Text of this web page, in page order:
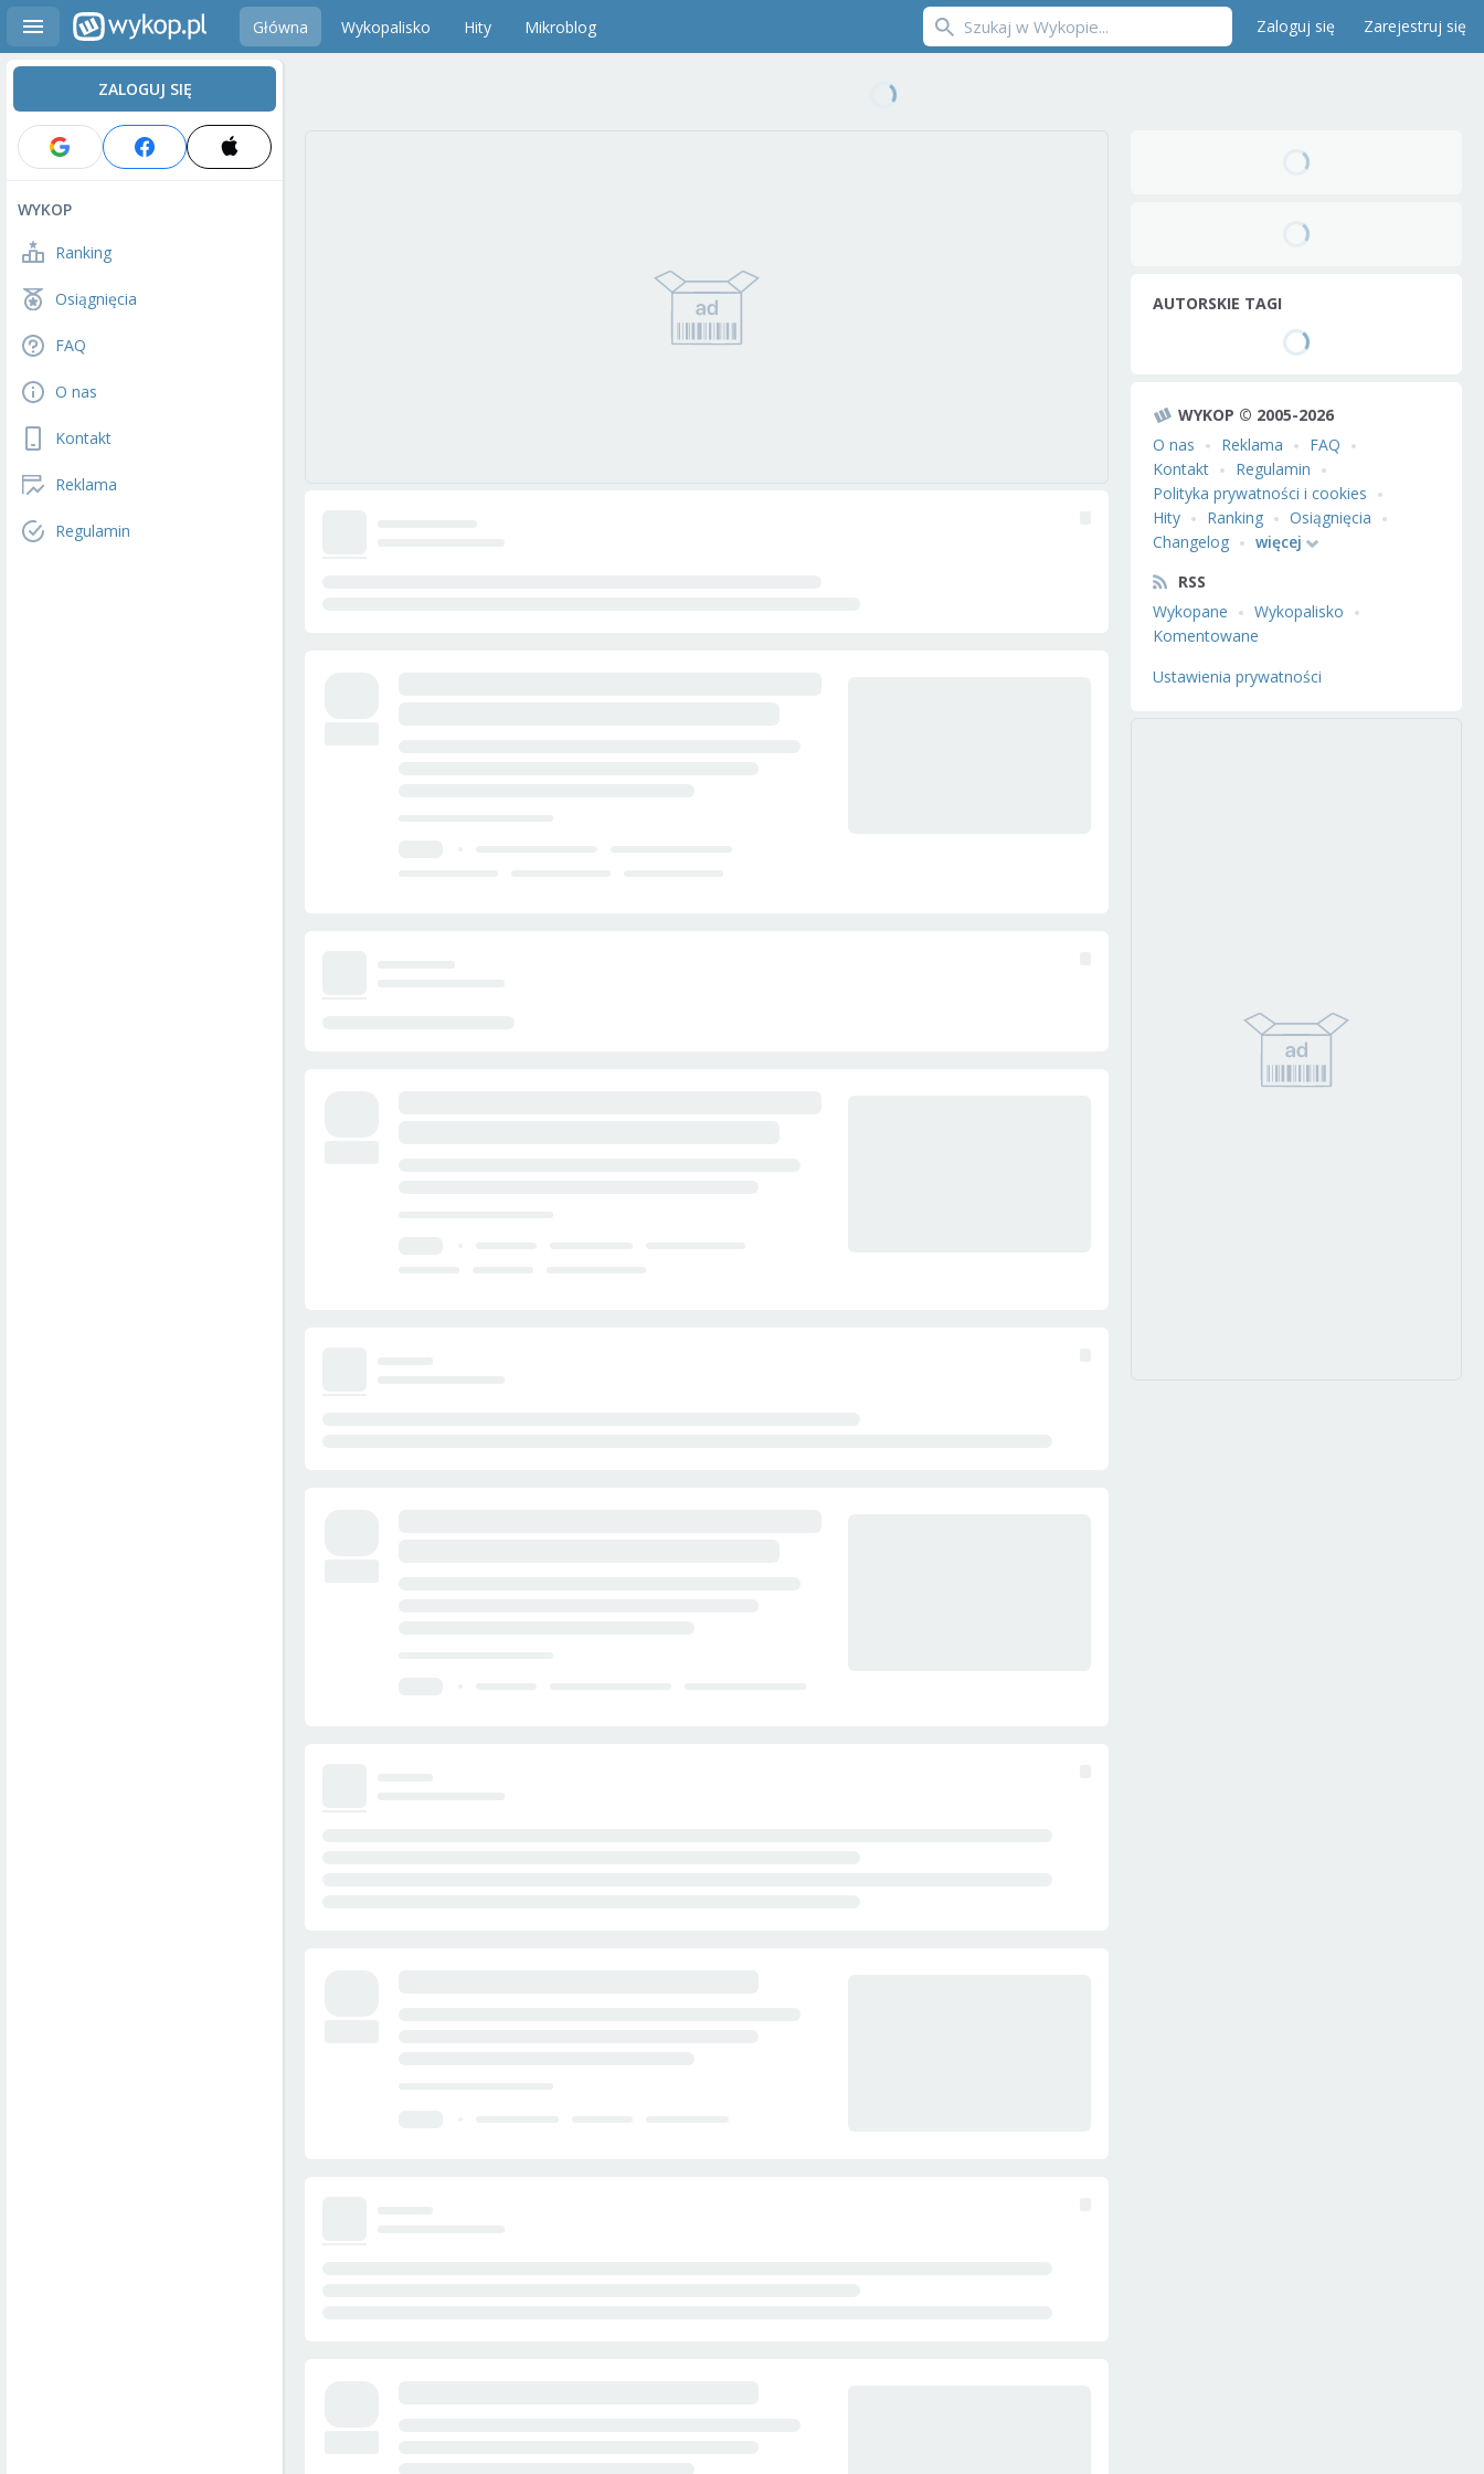
Główna Wykopalisko Hity Mikroblog Zaloguj się Zarejestruj się
ZALOGUJ SIĘ
WYKOP
Ranking
Osiągnięcia
FAQ
O nas
Kontakt
Reklama
Regulamin
AUTORSKIE TAGI
WYKOP © 2005-2026
O nas
Reklama
FAQ
Kontakt
Regulamin
Polityka prywatności i cookies
Hity
Ranking
Osiągnięcia
Changelog
więcej
RSS
Wykopane
Wykopalisko
Komentowane
Ustawienia prywatności